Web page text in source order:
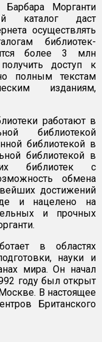
Морганти
каталог даст
осуществлять
библиотек-
более 3 млн
доступ к
полным текстам
изданиям,
работают в
библиотекой
библиотекой в
библиотекой в
библиотек с
обмена
достижений
и нацелено на
и прочных
в областях
науки и
мира. Он начал
году был открыт
В настоящее
Британского